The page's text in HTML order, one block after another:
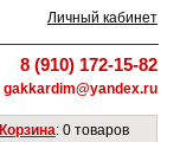
Личный кабинет
8 (910) 172-15-82
gakkardim@yandex.ru
Корзина: 0 товаров